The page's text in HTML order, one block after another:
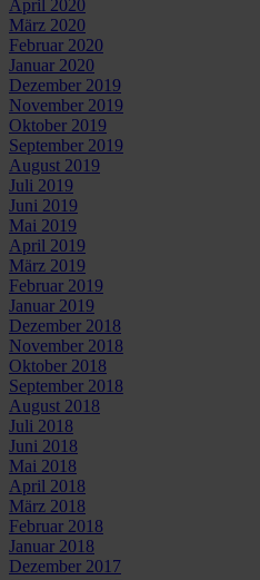
April 2020
März 2020
Februar 2020
Januar 2020
Dezember 2019
November 2019
Oktober 2019
September 2019
August 2019
Juli 2019
Juni 2019
Mai 2019
April 2019
März 2019
Februar 2019
Januar 2019
Dezember 2018
November 2018
Oktober 2018
September 2018
August 2018
Juli 2018
Juni 2018
Mai 2018
April 2018
März 2018
Februar 2018
Januar 2018
Dezember 2017